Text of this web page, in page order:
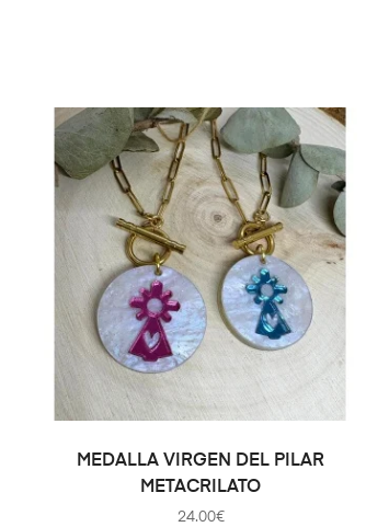
SELECCIONAR OPCIONES
MEDALLA VIRGEN DEL PILAR
METACRILATO
24.00€